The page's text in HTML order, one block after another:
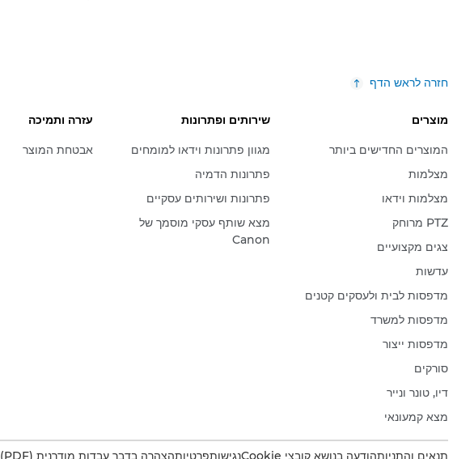
חזרה לראש הדף
מוצרים
המוצרים החדישים ביותר
מצלמות
מצלמות וידאו
PTZ מרוחק
צגים מקצועיים
עדשות
מדפסות לבית ולעסקים קטנים
מדפסות למשרד
מדפסות ייצור
סורקים
דיו, טונר ונייר
מצא קמעונאי
שירותים ופתרונות
מגוון פתרונות וידאו למומחים
פתרונות הדמיה
פתרונות ושירותים עסקיים
מצא שותף עסקי מוסמך של
Canon
עזרה ותמיכה
אבטחת המוצר
תנאים והתניותהודעה בנושא קובצי Cookie נגישותפרטיותהצהרה בדבר עבדות מודרנית (PDF)